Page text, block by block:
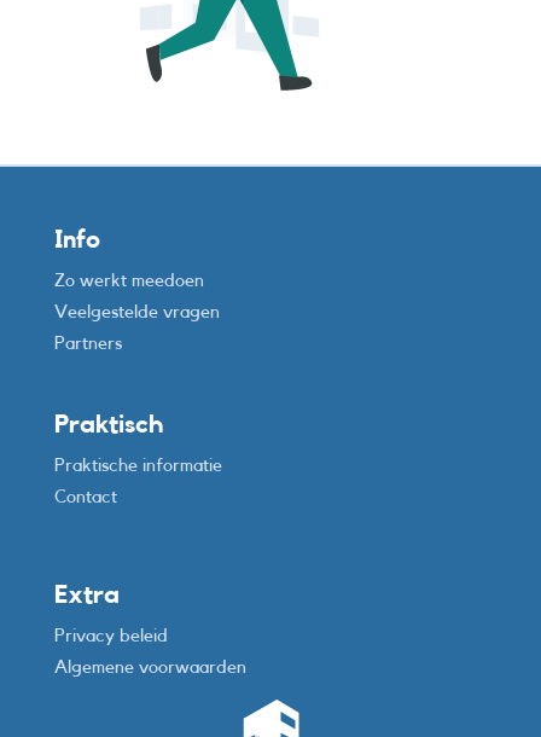
Info
Zo werkt meedoen
Veelgestelde vragen
Partners
Praktisch
Praktische informatie
Contact
Extra
Privacy beleid
Algemene voorwaarden